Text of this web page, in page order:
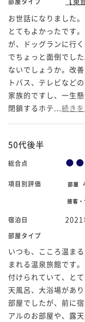
お世話になりました
とてもよかったです
が、ドッグランに行
でちょっと面倒でし
ないでしょうか。改
トバス、テレビなど
家族的ですし、一生
閉鎖するホテ... 続き
50代後半
総合点
項目別評価 部屋
接客
宿泊日 2021
部屋タイプ
いつも、こころ温ま
まれる温泉旅館です
付けられていて、と
天風呂、大浴場があ
部屋でしたが、前に
アルのお部屋や、露